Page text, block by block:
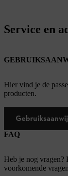
Service en
Hier vind je de
producten.
FAQ
Heb je nog vragen?
voorkomende